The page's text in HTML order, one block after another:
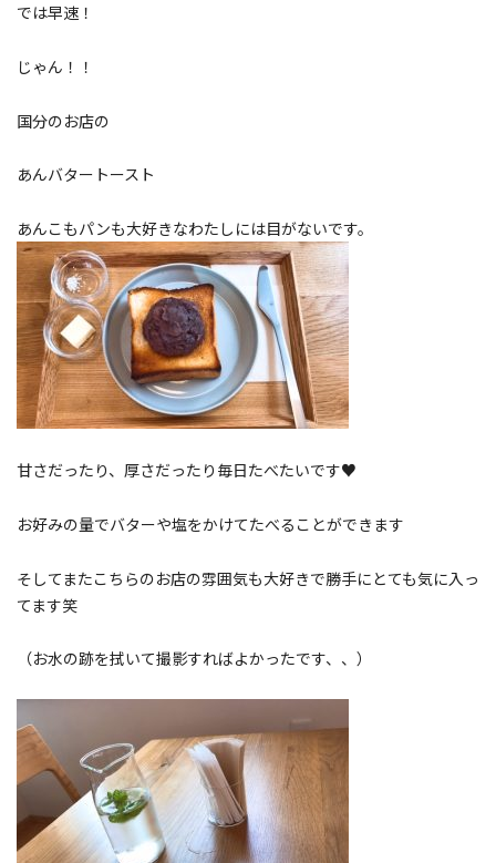
では早速！
じゃん！！
国分のお店の
あんバタートースト
あんこもパンも大好きなわたしには目がないです。
甘さだったり、厚さだったり毎日たべたいです♥
お好みの量でバターや塩をかけてたべることができます
そしてまたこちらのお店の雰囲気も大好きで勝手にとても気に入っ
てます笑
（お水の跡を拭いて撮影すればよかったです、、）